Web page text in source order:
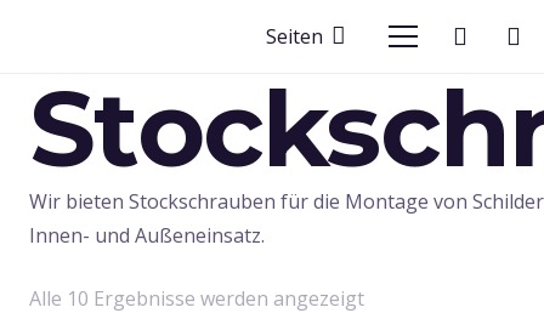
Seiten
Wir bieten Stockschrauben für die Montage von
Innen- und Außeneinsatz.
Alle 10 Ergebnisse werden angezeigtNach